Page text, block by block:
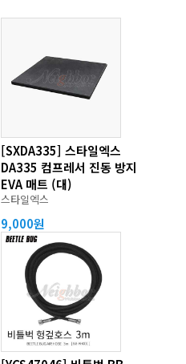
[SXDA335] 스타일엑스
DA335 컴프레서 진동 방지
EVA 매트 (대)
스타일엑스
9,000원